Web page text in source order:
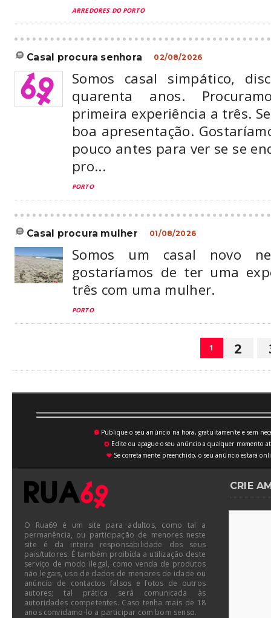
ARREDORES DO PORTO
casal procura senhora 02/08/2026
Somos casal simpático,
quarenta anos.
primeira experiência a três.
boa apresentação.
pouco antes para ver se se
pro...
PORTO
casal procura mulher 01/08/2026
Somos um casal novo
gostaríamos de ter uma
três com uma mulher.
PORTO
1 2
💥Publique o seu anúncio na hora, gratuitamente e sem
⚙ Edite ou apague o seu anúncio a qualquer momento
♥Se corretamente preenchido, o seu anúncio estará
O Rua69 é um site para adultos, como tal a
permanência, ou participação de menores neste
site é da inteira responsabilidade dos seus
pais/tutores. É também proibída a utilização deste
serviço de modo ilegal, como venda de produtos
não legais, uso de dados de menores de idade ou
anúncio de contactos falsos e fotos de outros
autores; tal prática será comunicada às
autoridades competentes. Caso tenha mais de 18
anos convidamo-lo a participar com bom senso.
CRIE